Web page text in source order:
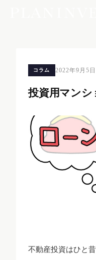
コラム 2022年9月5日
投資用マンシ
不動産投資はひと